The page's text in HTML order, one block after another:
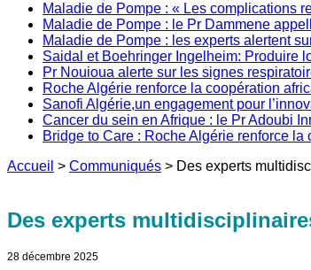
Maladie de Pompe : « Les complications
Maladie de Pompe : le Pr Dammene
Maladie de Pompe : les experts alertent
Saidal et Boehringer Ingelheim: Produire
Pr Nouioua alerte sur les signes
Roche Algérie renforce la coopération
Sanofi Algérie,un engagement pour
Cancer du sein en Afrique : le Pr Adoubi
Bridge to Care : Roche Algérie renforce
Accueil > Communiqués > Des experts
Des experts
28 décembre 2025